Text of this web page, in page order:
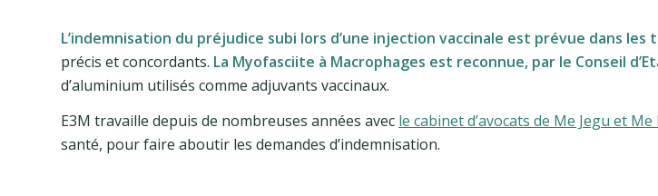
L’indemnisation du préjudice subi lors d’une injection vaccinale est prévue dans les
précis et concordants. La Myofasciite à Macrophages est reconnue, par le Conseil
d’aluminium utilisés comme adjuvants vaccinaux.
E3M travaille depuis de nombreuses années avec le cabinet d’avocats de Me Jegu et
santé, pour faire aboutir les demandes d’indemnisation.